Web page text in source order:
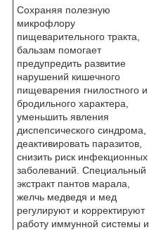
Сохраняя полезную
микрофлору
пищеварительного тракта,
бальзам помогает
предупредить развитие
нарушений кишечного
пищеварения гнилостного и
бродильного характера,
уменьшить явления
диспепсического синдрома,
деактивировать паразитов,
снизить риск инфекционных
заболеваний. Специальный
экстракт пантов марала,
желчь медведя и мед
регулируют и корректируют
работу иммунной системы и